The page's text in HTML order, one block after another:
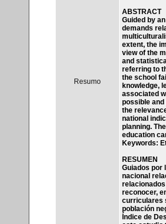
Resumo
ABSTRACT
Guided by
demands
extent, the
view of the
and
referring to
the school
knowledge,
associated
possible
the
national
planning.
education
Keywords:
RESUMEN
Guiados por
nacional
reconocer,
curriculares
población
Índice de